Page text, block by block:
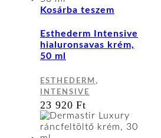
Kosárba teszem
Esthederm Intensive
hialuronsavas krém,
50 ml
ESTHEDERM ,
INTENSIVE
23 920Ft